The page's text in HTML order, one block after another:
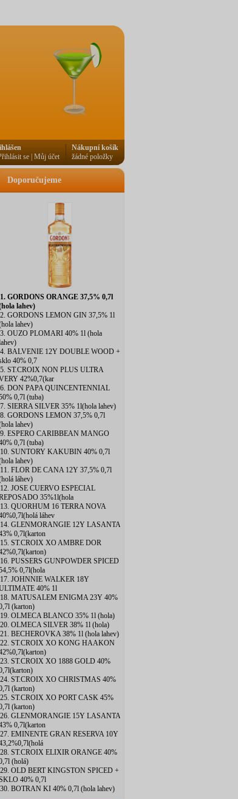
Doporučujeme
1. GORDONS ORANGE 37,5% 0,7l
lahev)
2. GORDONS LEMON GIN 37,5% 1l
lahev)
3. OUZO PLOMARI 40% 1l (hola
4. BALVENIE 12Y DOUBLE WOOD +
40% 0,7
5. ST.CROIX NON PLUS ULTRA
42%0,7(kar
6. DON PAPA QUINCENTENNIAL
0,7l (tuba)
7. SIERRA SILVER 35% 1l(hola lahev)
8. GORDONS LEMON 37,5% 0,7l
lahev)
9. ESPERO CARIBBEAN MANGO
0,7l (tuba)
10. SUNTORY KAKUBIN 40% 0,7l
lahev)
11. FLOR DE CANA 12Y 37,5% 0,7l
láhev)
12. JOSE CUERVO ESPECIAL
35%1l(hola
13. QUORHUM 16 TERRA NOVA
láhev
14. GLENMORANGIE 12Y LASANTA
0,7l(karton
15. ST.CROIX XO AMBRE DOR
16. PUSSERS GUNPOWDER SPICED
0,7l(hola
17. JOHNNIE WALKER 18Y
40% 1l
18. MATUSALEM ENIGMA 23Y 40%
(karton)
19. OLMECA BLANCO 35% 1l (hola)
20. OLMECA SILVER 38% 1l (hola)
21. BECHEROVKA 38% 1l (hola lahev)
22. ST.CROIX XO KONG HAAKON
23. ST.CROIX XO 1888 GOLD 40%
24. ST.CROIX XO CHRISTMAS 40%
(karton)
25. ST.CROIX XO PORT CASK 45%
(karton)
26. GLENMORANGIE 15Y LASANTA
0,7l(karton
27. EMINENTE GRAN RESERVA 10Y
28. ST.CROIX ELIXIR ORANGE 40%
(holá)
29. OLD BERT KINGSTON SPICED +
40% 0,7l
30. BOTRAN KI 40% 0,7l (hola lahev)
Nákupní košík
žádné položky
se Můj účet